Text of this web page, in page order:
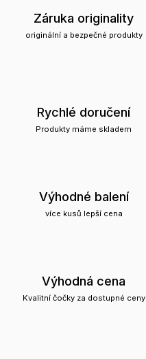
Záruka originality
originální a bezpečné produkty
Rychlé doručení
Produkty máme skladem
Výhodné balení
více kusů lepší cena
Výhodná cena
Kvalitní čočky za dostupné ceny